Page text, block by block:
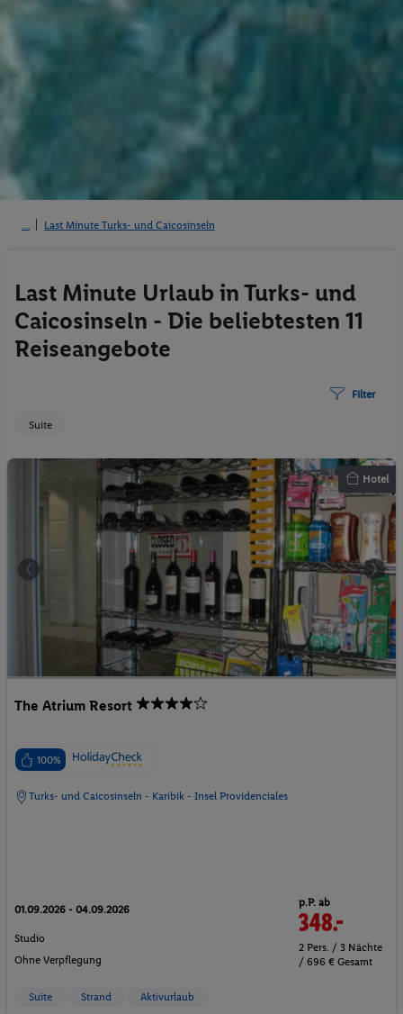
Last Minute Turks- und Caicosinseln
Last Minute Urlaub in Turks- und
Caicosinseln - Die beliebtesten 11
Reiseangebote
Filter
Suite
Hotel
The Atrium Resort
100%
Turks- und Caicosinseln - Karibik - Insel Providenciales
01.09.2026 - 04.09.2026
Studio
Ohne Verpflegung
p.P. ab
348.-
2 Pers. / 3 Nächte
/ 696 € Gesamt
Suite Strand Aktivurlaub